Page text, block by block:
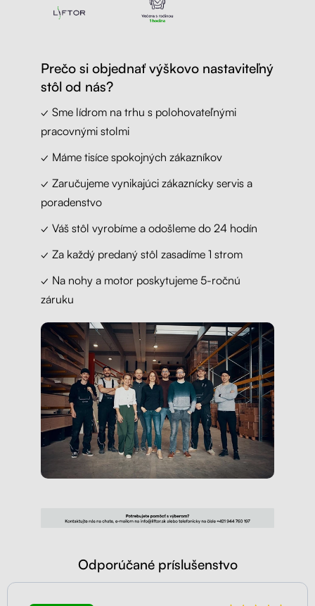
Prečo si objednať výškovo nastaviteľný
stôl od nás?
✓ Sme lídrom na trhu s polohovateľnými
pracovnými stolmi
✓ Máme tisíce spokojných zákazníkov
✓ Zaručujeme vynikajúci zákaznícky servis a
poradenstvo
✓ Váš stôl vyrobíme a odošleme do 24 hodín
✓ Za každý predaný stôl zasadíme 1 strom
✓ Na nohy a motor poskytujeme 5-ročnú
záruku
Odporúčané príslušenstvo